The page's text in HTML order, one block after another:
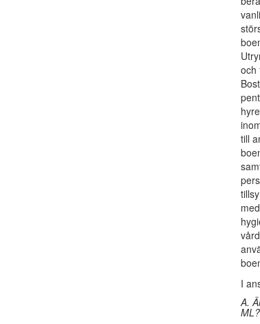
och
till
I
A.
ML?